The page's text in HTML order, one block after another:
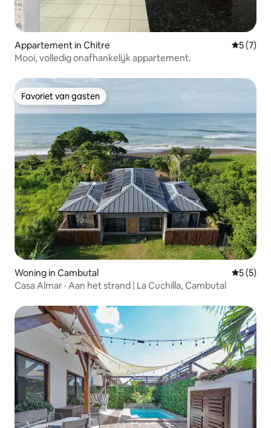
Appartement in Chitre
5 (7)
Mooi, volledig onafhankelijk appartement.
Favoriet van gasten
Favoriet van gasten
Woning in Cambutal
5 (5)
Casa Almar · Aan het strand | La Cuchilla, Cambutal